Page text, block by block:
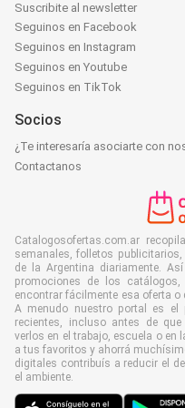
Suscribite al newsletter
Seguinos en Facebook
Seguinos en Instagram
Seguinos en Youtube
Seguinos en TikTok
Socios
¿Te interesaría asociarte con
Contactanos
Catalogosofertas.com.ar
semanales, folletos
de la Argentina diariamente.
promociones de los
encontrar fácilmente esa oferta o
A menudo nuestro portal es
recientes, incluso antes de
verlos en el trabajo, escuela o en
a tus favoritos y ahorrá
digitales contribuís a reducir el
el ambiente.